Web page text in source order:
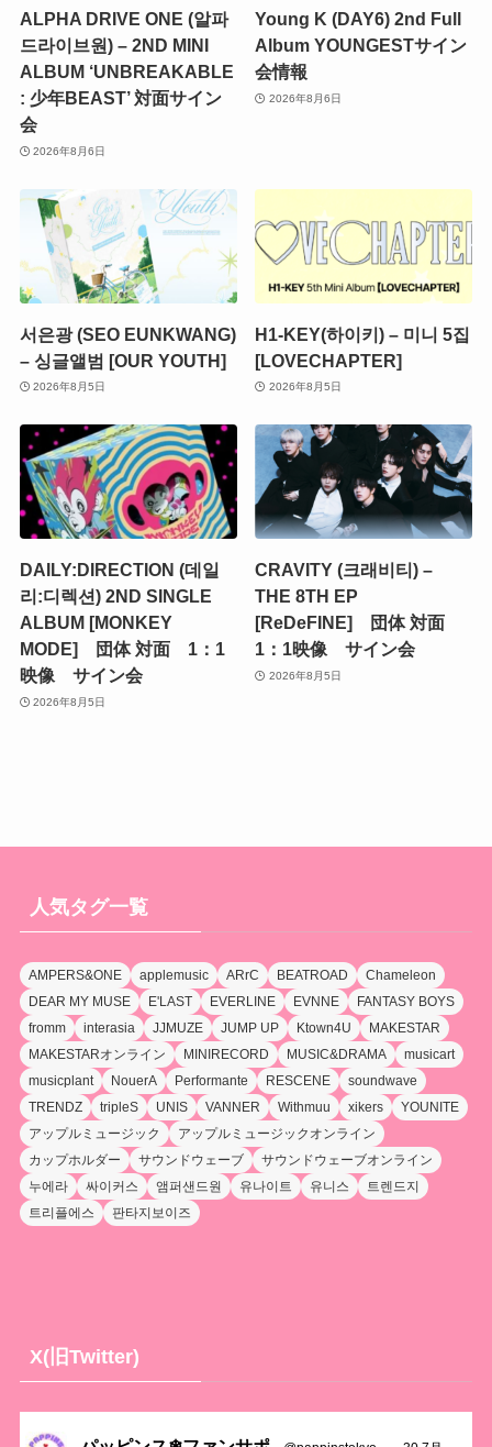
ALPHA DRIVE ONE (알파
드라이브원) – 2ND MINI
ALBUM ‘UNBREAKABLE
: 少年BEAST’ 対面サイン
会
2026年8月6日
Young K (DAY6) 2nd Full
Album YOUNGESTサイン
会情報
2026年8月6日
서은광 (SEO EUNKWANG)
– 싱글앨범 [OUR YOUTH]
2026年8月5日
H1-KEY(하이키) – 미니 5집
[LOVECHAPTER]
2026年8月5日
DAILY:DIRECTION (데일
리:디렉션) 2ND SINGLE
ALBUM [MONKEY
MODE] 団体 対面 1：1
映像 サイン会
2026年8月5日
CRAVITY (크래비티) –
THE 8TH EP
[ReDeFINE] 団体 対面
1：1映像 サイン会
2026年8月5日
人気タグ一覧
AMPERS&ONE applemusic ARrC BEATROAD
Chameleon
DEAR MY MUSE
E'LAST EVERLINE EVNNE
FANTASY BOYS
fromm
interasia JJMUZE JUMP UP Ktown4U
MAKESTAR
MAKESTARオンライン
MINIRECORD MUSIC&DRAMA
musicart
musicplant
NouerA Performante RESCENE
soundwave
TRENDZ
tripleS UNIS VANNER Withmuu xikers
YOUNITE
アップルミュージック
アップルミュージックオンライン
カップホルダー
サウンドウェーブ
サウンドウェーブオンライン
누에라
싸이커스 앰퍼샌드원 유나이트 유니스
트렌드지
트리플에스
판타지보이즈
X(旧Twitter)